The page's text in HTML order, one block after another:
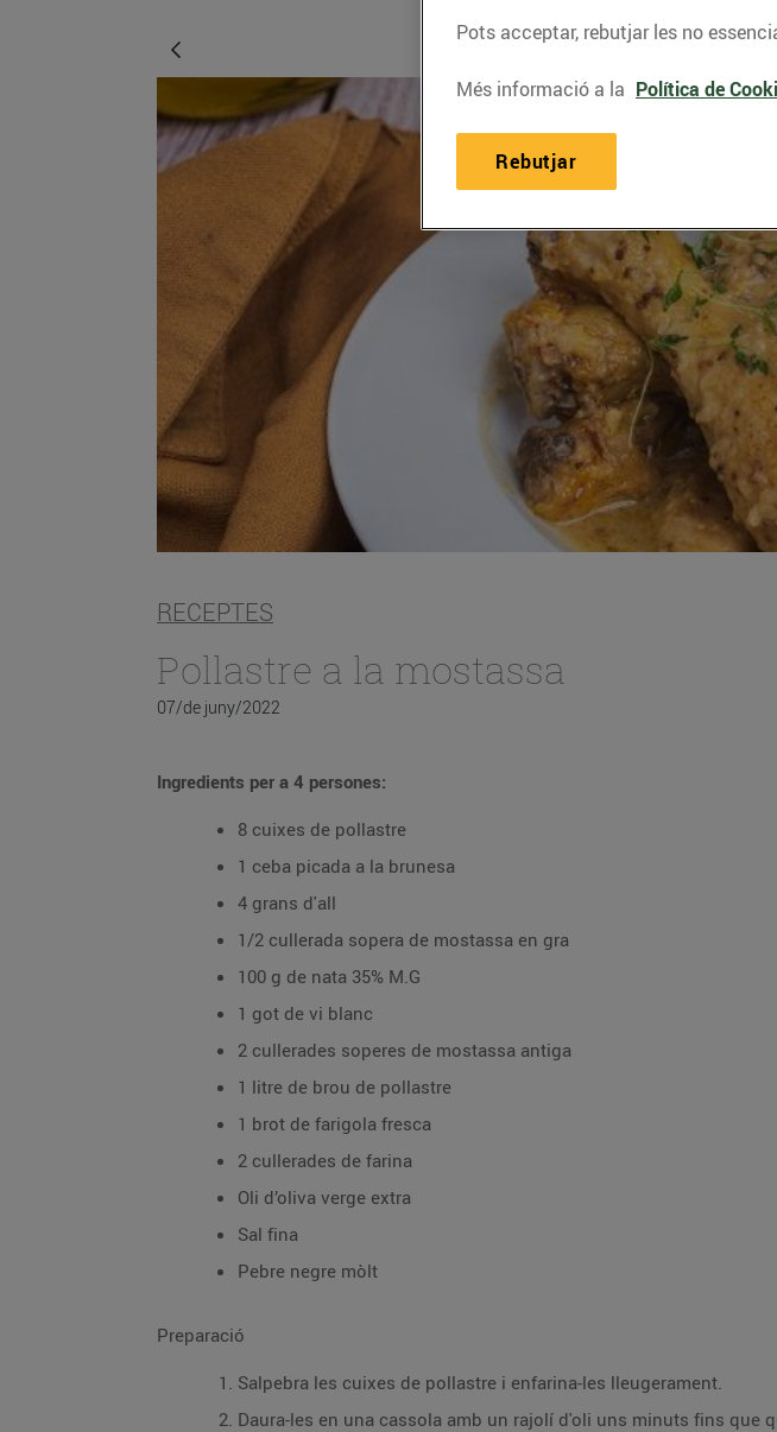
RECEPTES
Pollastre a la mostassa
07/de juny/2022
Ingredients per a 4 persones:
8 cuixes de pollastre
1 ceba picada a la brunesa
4 grans d'all
1/2 cullerada sopera de mostassa en gra
100 g de nata 35% M.G
1 got de vi blanc
2 cullerades soperes de mostassa antiga
1 litre de brou de pollastre
1 brot de farigola fresca
2 cullerades de farina
Oli d’oliva verge extra
Sal fina
Pebre negre mòlt
Preparació
Salpebra les cuixes de pollastre i enfarina-les lleugerament.
Daura-les en una cassola amb un rajolí d'oli uns minuts fins que
Pots acceptar, rebutjar les no
Més informació a la Política de
Rebutjar